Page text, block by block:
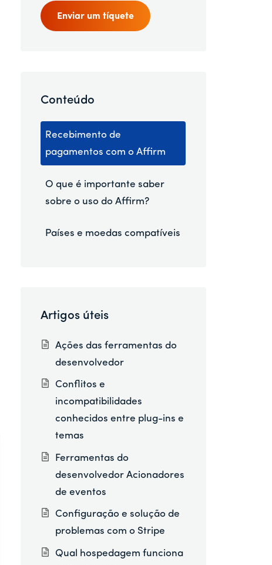
Enviar um tíquete
Conteúdo
Recebimento de
pagamentos com o Affirm
O que é importante saber
sobre o uso do Affirm?
Países e moedas compatíveis
Artigos úteis
Ações das ferramentas do
desenvolvedor
Conflitos e
incompatibilidades
conhecidos entre plug-ins e
temas
Ferramentas do
desenvolvedor Acionadores
de eventos
Configuração e solução de
problemas com o Stripe
Qual hospedagem funciona